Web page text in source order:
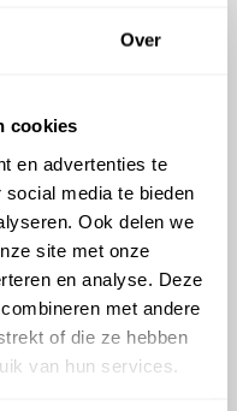
Over
cookies
en advertenties te
media te bieden
Ook delen we
site met onze
en analyse. Deze
met andere
of die ze hebben
van hun services.
HULP
eigen transport